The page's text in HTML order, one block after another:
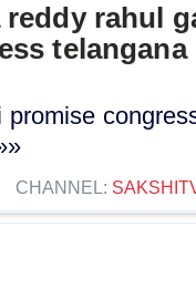
reddy rahul
CHANNEL: